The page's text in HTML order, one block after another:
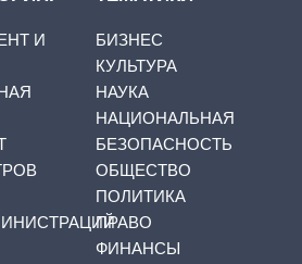
И
БИЗНЕС
КУЛЬТУРА
НАУКА
НАЦИОНАЛЬНАЯ
БЕЗОПАСНОСТЬ
ОБЩЕСТВО
ПОЛИТИКА
ПРАВО
ФИНАНСЫ